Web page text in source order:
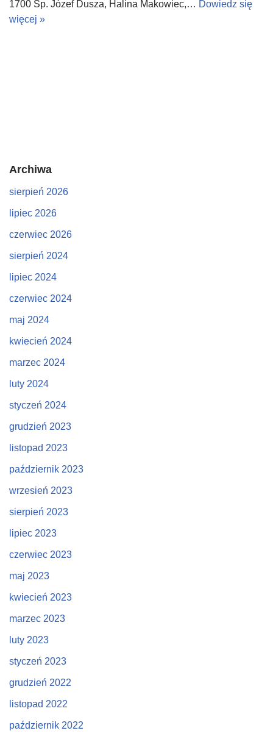
1700 Śp. Józef Dusza, Halina Makowiec,… Dowiedz się
więcej »
Archiwa
sierpień 2026
lipiec 2026
czerwiec 2026
sierpień 2024
lipiec 2024
czerwiec 2024
maj 2024
kwiecień 2024
marzec 2024
luty 2024
styczeń 2024
grudzień 2023
listopad 2023
październik 2023
wrzesień 2023
sierpień 2023
lipiec 2023
czerwiec 2023
maj 2023
kwiecień 2023
marzec 2023
luty 2023
styczeń 2023
grudzień 2022
listopad 2022
październik 2022